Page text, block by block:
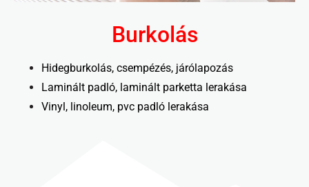
Burkolás
Hidegburkolás, csempézés, járólapozás
Laminált padló, laminált parketta lerakása
Vinyl, linoleum, pvc padló lerakása